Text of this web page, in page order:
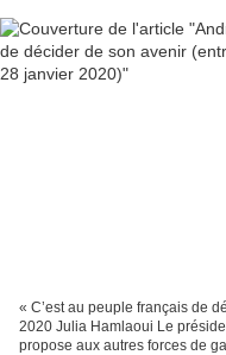
« C’est au peuple français de
2020 Julia Hamlaoui Le
propose aux autres forces de